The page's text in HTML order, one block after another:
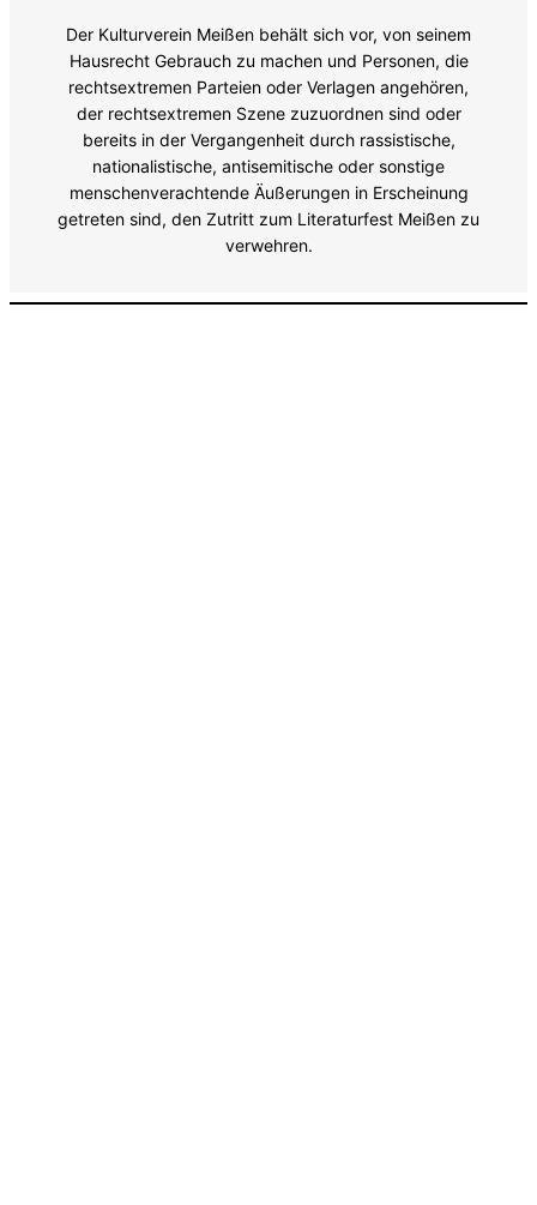
Der Kulturverein Meißen behält sich vor, von seinem
Hausrecht Gebrauch zu machen und Personen, die
rechtsextremen Parteien oder Verlagen angehören,
der rechtsextremen Szene zuzuordnen sind oder
bereits in der Vergangenheit durch rassistische,
nationalistische, antisemitische oder sonstige
menschenverachtende Äußerungen in Erscheinung
getreten sind, den Zutritt zum Literaturfest Meißen zu
verwehren.